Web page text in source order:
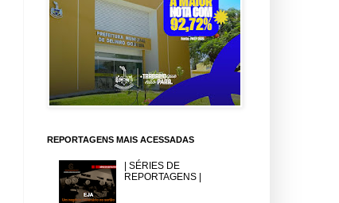
REPORTAGENS MAIS ACESSADAS
| SÉRIES DE
REPORTAGENS |